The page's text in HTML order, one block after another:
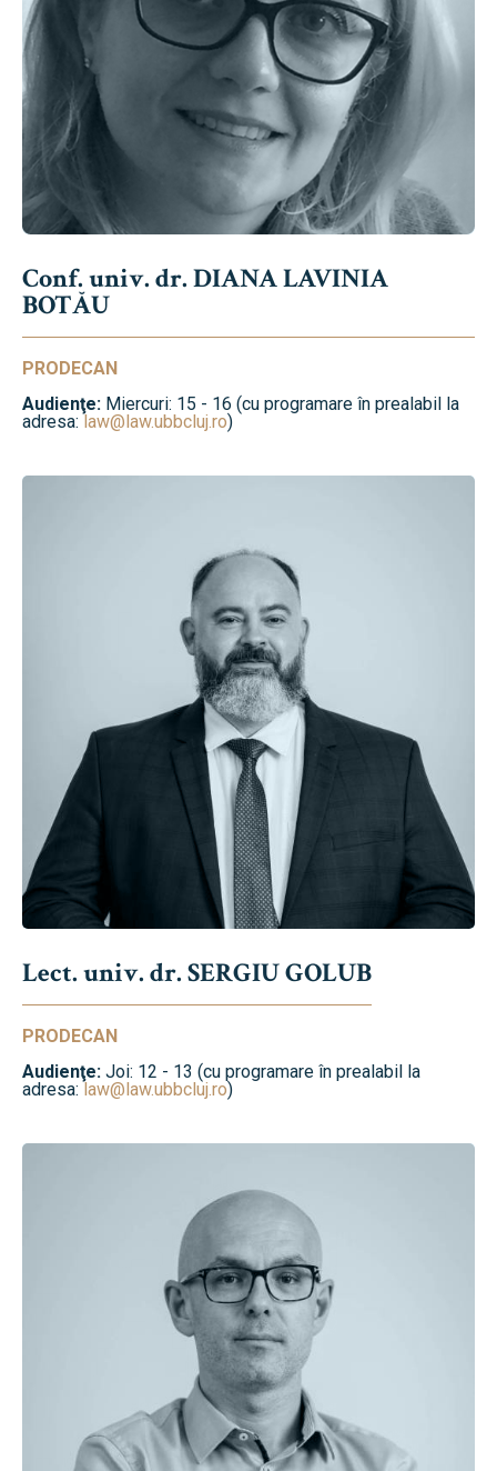
Conf. univ. dr. DIANA LAVINIA
BOTĂU
PRODECAN
Audienţe: Miercuri: 15 - 16 (cu programare în prealabil la
adresa: law@law.ubbcluj.ro)
Lect. univ. dr. SERGIU GOLUB
PRODECAN
Audienţe: Joi: 12 - 13 (cu programare în prealabil la
adresa:law@law.ubbcluj.ro)